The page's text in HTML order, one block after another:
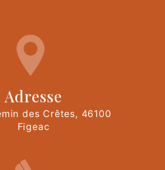
Adresse
des Crêtes, 46100
Figeac